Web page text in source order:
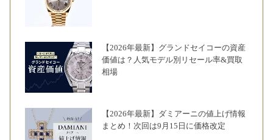
【2026年最新】グランドセイコーの資産
価値は？人気モデル別リセール率&買取
相場
【2026年最新】ダミアーニの値上げ情報
まとめ！次回は9月15日に価格改定